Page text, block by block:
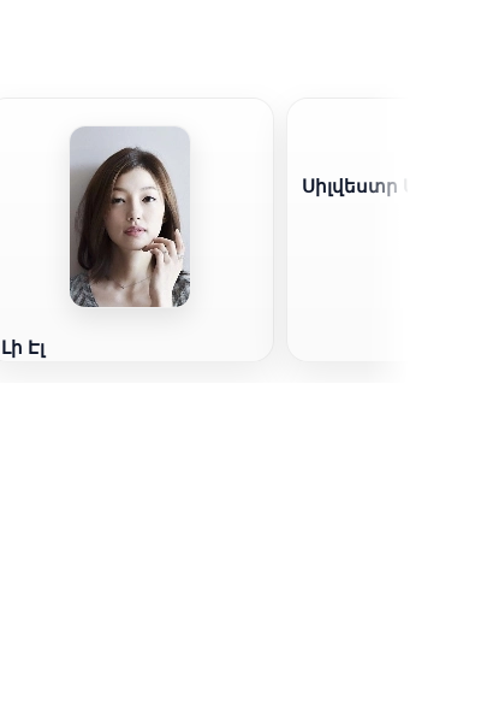
Լի Էլ
Սիլվեստր Ստալոն